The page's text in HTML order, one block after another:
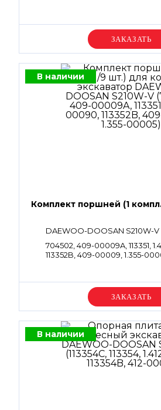
Уточняйте
В наличии
Комплект поршней (1
DAEWOO-DOOSAN S210W-V
704502, 409-00009A, 113351,
113352B, 409-00009, 1.355-
Уточняйте
В наличии